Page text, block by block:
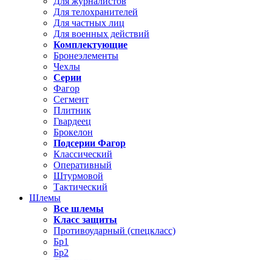
Для телохранителей
Для частных лиц
Для военных действий
Комплектующие
Бронеэлементы
Чехлы
Серии
Фагор
Сегмент
Плитник
Гвардеец
Брокелон
Подсерии Фагор
Классический
Оперативный
Штурмовой
Тактический
Шлемы
Все шлемы
Класс защиты
Противоударный (спецкласс)
Бр1
Бр2